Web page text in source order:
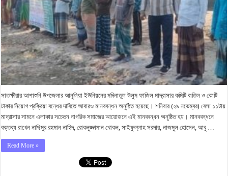
সাতক্ষীরার আশাশুনি উপজেলার আনুলিয়া ইউনিয়নের মদিনাতুল উলুম ফাজিল মাদ্রাসার কমিটি বাতিল ও কোটি
টাকার নিয়োগ প্রক্রিয়া বন্ধের দাবিতে আবারও মানববন্ধন অনুষ্ঠিত হয়েছে। শনিবার (২৯ নভেম্বর) বেলা ১১টায়
মাদ্রাসার সামনে এলাকার সচেতন নাগরিক সমাজের আয়োজনে এই মানববন্ধন অনুষ্ঠিত হয়। মানববন্ধনে
বক্তব্য রাখেন নাছিমুর রহমান নাহিদ, রোকনুজ্জামান খোকন, সাইফুল্লাহ সরদার, নাজমুল হোসেন, আবু …
Read More »